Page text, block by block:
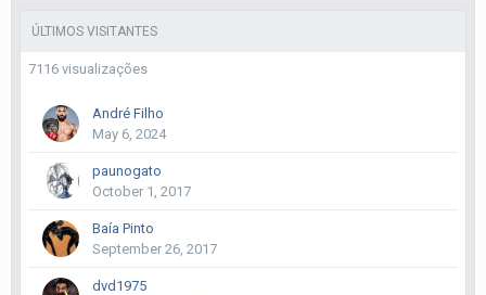
ÚLTIMOS VISITANTES
7116 visualizações
André Filho
May 6, 2024
paunogato
October 1, 2017
Baía Pinto
September 26, 2017
dvd1975